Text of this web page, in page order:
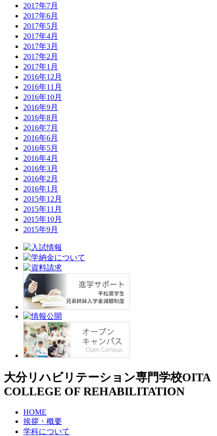
2017年7月
2017年6月
2017年5月
2017年4月
2017年3月
2017年2月
2017年1月
2016年12月
2016年11月
2016年10月
2016年9月
2016年8月
2016年7月
2016年6月
2016年5月
2016年4月
2016年3月
2016年2月
2016年1月
2015年12月
2015年11月
2015年10月
2015年9月
大分リハビリテーション専門学校OITA
COLLEGE OF REHABILITATION
HOME
挨拶・概要
学科について